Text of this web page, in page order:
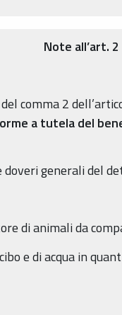
Note all’art. 2
comma 2
a tutela del
generali del
di animali da
e di acqua in